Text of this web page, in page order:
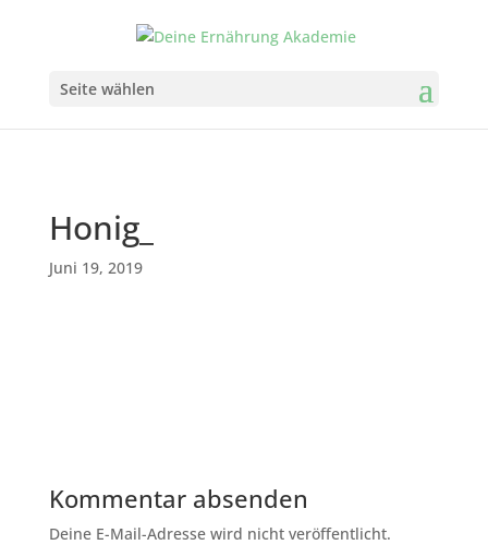
Seite wählen
Honig_
Juni 19, 2019
Kommentar absenden
Deine E-Mail-Adresse wird nicht veröffentlicht.